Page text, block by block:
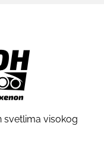
svetlima visokog